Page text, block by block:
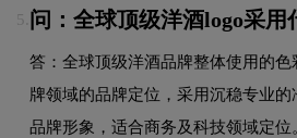
5. 问：全球顶级洋酒logo采用
答：全球顶级洋酒品牌整体使用的
牌领域的品牌定位，采用沉稳专业
品牌形象，适合商务及科技领域定